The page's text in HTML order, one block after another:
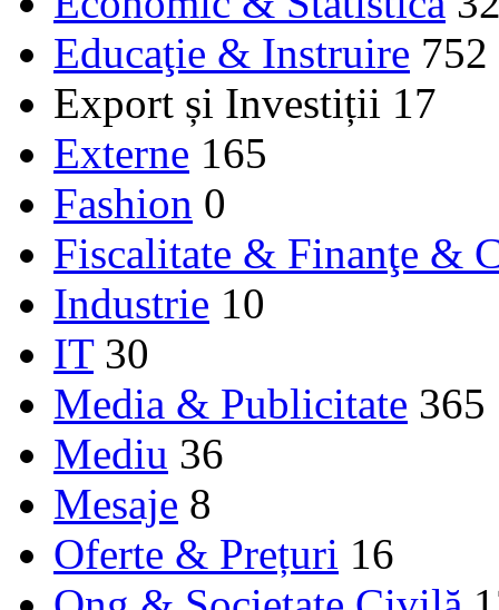
Educaţie & Instruire 752
Export și Investiții 17
Externe 165
Fashion 0
Fiscalitate & Finanţe &
Industrie 10
IT 30
Media & Publicitate 365
Mediu 36
Mesaje 8
Oferte & Prețuri 16